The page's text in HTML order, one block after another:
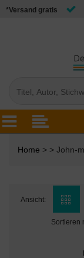
*Versand gratis
Home > > John-
Ansicht:
Sortieren